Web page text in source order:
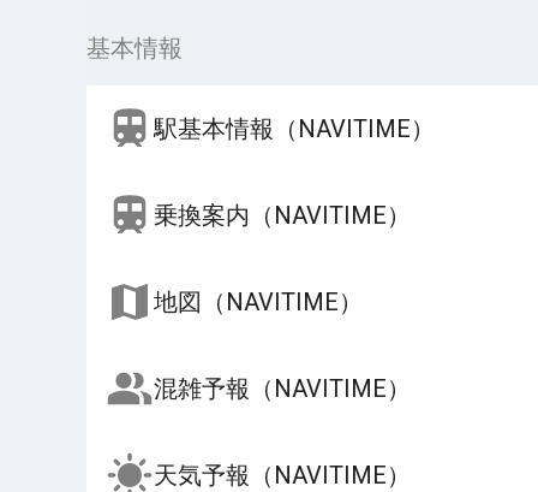
基本情報
駅基本情報（NAVITIME）
乗換案内（NAVITIME）
地図（NAVITIME）
混雑予報（NAVITIME）
天気予報（NAVITIME）